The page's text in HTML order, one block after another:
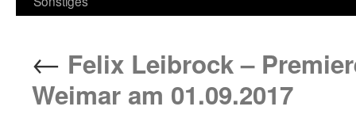
← Felix Leibrock –
Weimar am 01.09.2017